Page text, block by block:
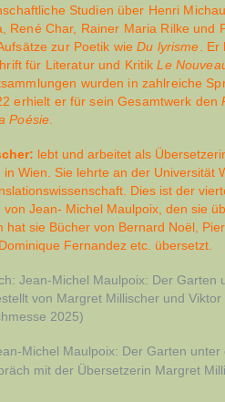
Studien über Henri
René Char, Rainer Maria Rilke und
zur Poetik wieDu lyrisme .
für Literatur und KritikLe
wurden in zahlreiche
erhielt er für sein Gesamtwerk den
Poésie
lebt und arbeitet als
in Wien. Sie lehrte an der Universität
Dies ist der
von Jean- Michel Maulpoix, den sie
hat sie Bücher von Bernard Noël,
Fernandez etc. übersetzt.
Jean-Michel Maulpoix: Der Garten
von Margret Millischer und Viktor
2025)
Michel Maulpoix: Der Garten unter
mit der Übersetzerin Margret